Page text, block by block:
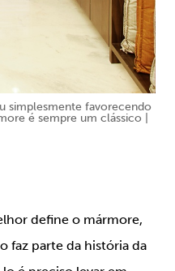
simplesmente favorecendo
é sempre um clássico |
define o mármore,
faz parte da história da